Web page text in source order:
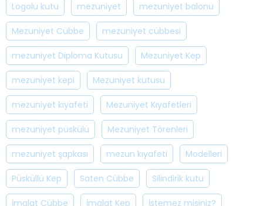
Logolu kutu mezuniyet mezuniyet balonu
Mezuniyet Cübbe mezuniyet cübbesi
mezuniyet Diploma Kutusu Mezuniyet Kep
mezuniyet kepi Mezuniyet kutusu
mezuniyet kıyafeti Mezuniyet Kıyafetleri
mezuniyet püskülü Mezuniyet Törenleri
mezuniyet şapkası mezun kıyafeti Modelleri
Püsküllü Kep Saten Cübbe Silindirik kutu
İmalat Cübbe İmalat Kep İstemez misiniz?